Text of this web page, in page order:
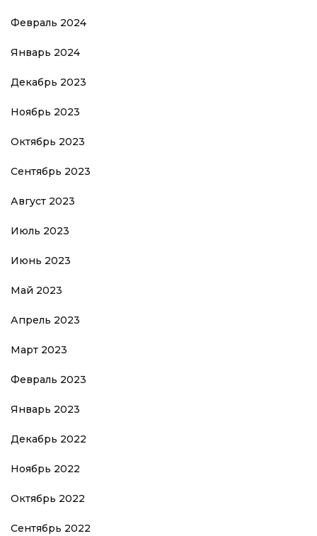
Февраль 2024
Январь 2024
Декабрь 2023
Ноябрь 2023
Октябрь 2023
Сентябрь 2023
Август 2023
Июль 2023
Июнь 2023
Май 2023
Апрель 2023
Март 2023
Февраль 2023
Январь 2023
Декабрь 2022
Ноябрь 2022
Октябрь 2022
Сентябрь 2022